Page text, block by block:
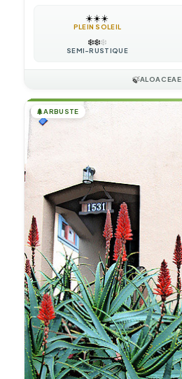
☀️☀️☀️
PLEIN SOLEIL
❄️❄️❄️
SEMI-RUSTIQUE
🍃ALOACEAE
🌲ARBUSTE